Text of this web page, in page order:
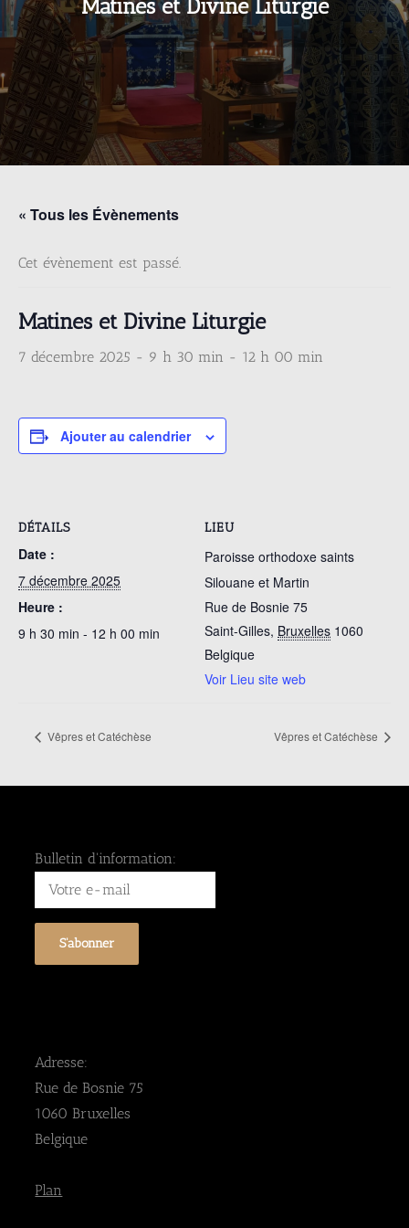
Matines et Divine Liturgie
« Tous les Évènements
Cet évènement est passé.
Matines et Divine Liturgie
7 décembre 2025 - 9 h 30 min - 12 h 00 min
Ajouter au calendrier
DÉTAILS
Date :
7 décembre 2025
Heure :
9 h 30 min - 12 h 00 min
LIEU
Paroisse orthodoxe saints
Silouane et Martin
Rue de Bosnie 75
Saint-Gilles, Bruxelles 1060
Belgique
Voir Lieu site web
Vêpres et Catéchèse Vêpres et Catéchèse
Bulletin d'information:
Adresse:
Rue de Bosnie 75
1060 Bruxelles
Belgique
Plan